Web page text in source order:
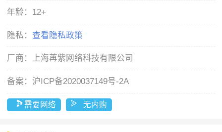
年龄： 12+
隐私： 查看隐私政策
厂商： 上海苒紫网络科技有限公司
备案： 沪ICP备2020037149号-2A
需要网络 无内购